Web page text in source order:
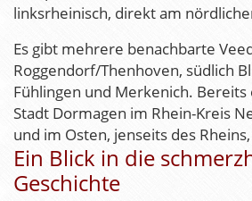
linksrheinisch, direkt am
Es gibt mehrere benachbarte
Roggendorf/Thenhoven, südlich
Fühlingen und Merkenich.
Stadt Dormagen im Rhein-Kreis
und im Osten, jenseits des
Ein Blick in die
Geschichte